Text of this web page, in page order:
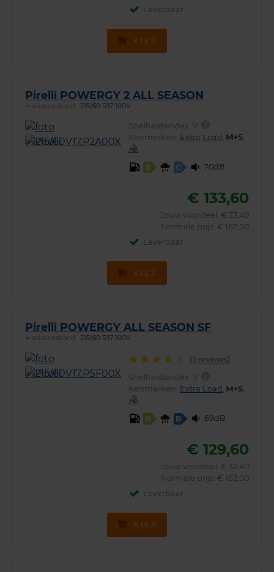
Leverbaar
KIES
Pirelli POWERGY 2 ALL SEASON
4-seizoensband 215/60 R17 100V
Snelheidsindex:V
Kenmerken: Extra Load ,
B C 70dB
€ 133,60
Jouw voordeel: € 33,40
Normale prijs: € 167,00
Leverbaar
KIES
Pirelli POWERGY ALL SEASON SF
4-seizoensband 215/60 R17 100V
(5 reviews)
Snelheidsindex:V
Kenmerken: Extra Load , ,
B B 69dB
€ 129,60
Jouw voordeel: € 32,40
Normale prijs: € 162,00
Leverbaar
KIES